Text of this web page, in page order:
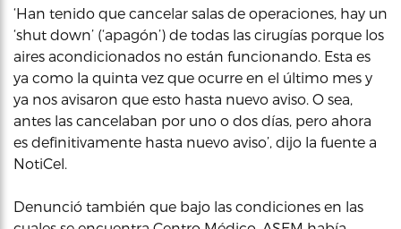
‘Han tenido que cancelar salas de operaciones, hay un
‘shut down’ (‘apagón’) de todas las cirugías porque los
aires acondicionados no están funcionando. Esta es
ya como la quinta vez que ocurre en el último mes y
ya nos avisaron que esto hasta nuevo aviso. O sea,
antes las cancelaban por uno o dos días, pero ahora
es definitivamente hasta nuevo aviso’, dijo la fuente a
NotiCel.
Denunció también que bajo las condiciones en las